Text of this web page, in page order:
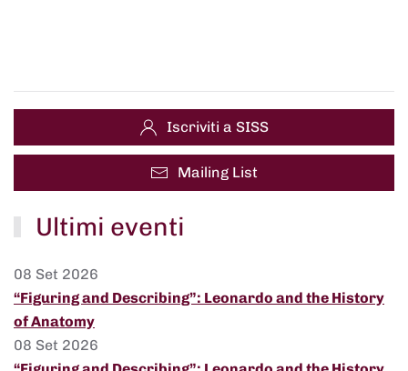
Iscriviti a SISS
Mailing List
Ultimi eventi
08 Set 2026
“Figuring and Describing”: Leonardo and the History
of Anatomy
08 Set 2026